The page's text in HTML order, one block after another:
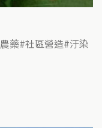
農藥 社區營造 汙染